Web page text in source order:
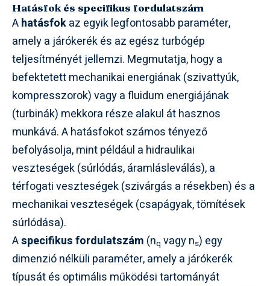
Hatásfok és specifikus fordulatszám
Ahatásfokaz egyik legfontosabb paraméter,
amely a járókerék és az egész turbógép
teljesítményét jellemzi. Megmutatja, hogy a
befektetett mechanikai energiának (szivattyúk,
kompresszorok) vagy a fluidum energiájának
(turbinák) mekkora része alakul át hasznos
munkává. A hatásfokot számos tényező
befolyásolja, mint például a hidraulikai
veszteségek (súrlódás, áramlásleválás), a
térfogati veszteségek (szivárgás a résekben) és a
mechanikai veszteségek (csapágyak, tömítések
súrlódása).
Aspecifikus fordulatszám (nq vagy ns) egy
dimenzió nélküli paraméter, amely a járókerék
típusát és optimális működési tartományát